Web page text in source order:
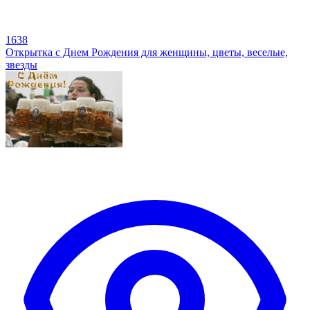
1638
Открытка с Днем Рождения для женщины, цветы, веселые,
звезды